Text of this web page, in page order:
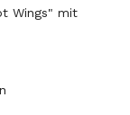
Wings" mit